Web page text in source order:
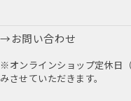
お問い合わせ
※オンラインショップ定休日
みさせていただきます。